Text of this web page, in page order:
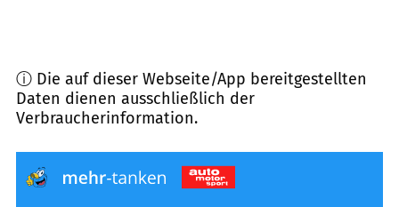
ⓘ Die auf dieser Webseite/App bereitgestellten
Daten dienen ausschließlich der
Verbraucherinformation.